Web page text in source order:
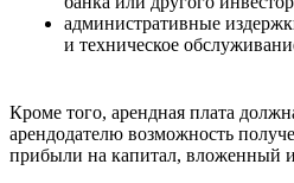
административные
и техническое
Кроме того, арендная плата
арендодателю возможность
прибыли на капитал, вложенный